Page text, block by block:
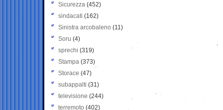
Sicurezza (452)
sindacati (162)
Sinistra arcobaleno (11)
Soru (4)
sprechi (319)
Stampa (373)
Storace (47)
subappalti (31)
televisione(244)
terremoto (402)